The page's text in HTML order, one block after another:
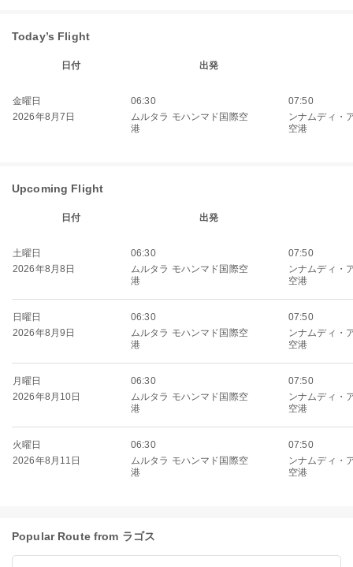
Today’s Flight
日付 出発
金曜日
2026年8月7日
06:30
ムルタラ モハンマド国際空
港
07:50
ンナムディ・
空港
Upcoming Flight
日付 出発
土曜日
2026年8月8日
06:30
ムルタラ モハンマド国際空
港
07:50
ンナムディ・
空港
日曜日
2026年8月9日
06:30
ムルタラ モハンマド国際空
港
07:50
ンナムディ・
空港
月曜日
2026年8月10日
06:30
ムルタラ モハンマド国際空
港
07:50
ンナムディ・
空港
火曜日
2026年8月11日
06:30
ムルタラ モハンマド国際空
港
07:50
ンナムディ・
空港
Popular Route from ラゴス